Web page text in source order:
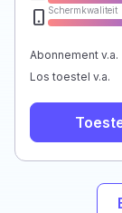
Schermkwaliteit
Abonnement v.a.
Los toestel v.a.